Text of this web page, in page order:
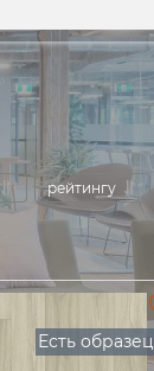
рейтингу
Есть образец